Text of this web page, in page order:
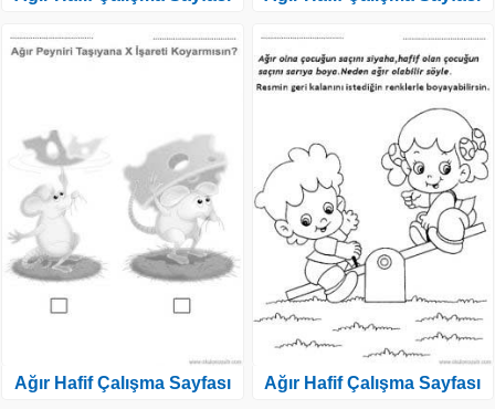
Ağır Hafif Çalışma Sayfası Ağır Hafif Çalışma Sayfası